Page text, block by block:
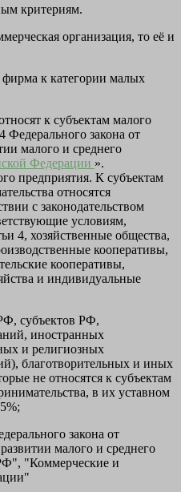
критериям.
организация, то её и
к категории малых
к субъектам малого
Федерального закона от
малого и среднего
Федерации ».
предприятия. К субъектам
относятся
с законодательством
условиям,
4, хозяйственные общества,
кооперативы,
кооперативы,
и индивидуальные
субъектов РФ,
иностранных
и религиозных
благотворительных и иных
не относятся к субъектам
в их уставном
закона от
малого и среднего
"Коммерческие и